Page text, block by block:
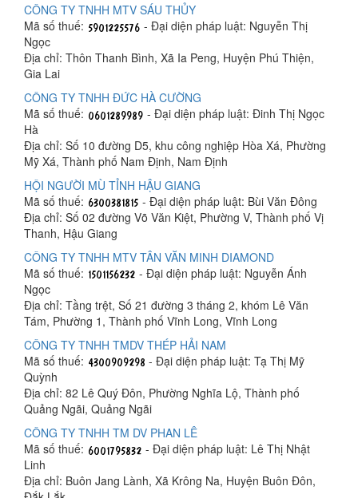
CÔNG TY TNHH MTV SÁU THỦY
Mã số thuế:
- Đại diện pháp luật: Nguyễn Thị
Ngọc
Địa chỉ: Thôn Thanh Bình, Xã Ia Peng, Huyện Phú Thiện,
Gia Lai
CÔNG TY TNHH ĐỨC HÀ CƯỜNG
Mã số thuế:
- Đại diện pháp luật: Đinh Thị Ngọc
Hà
Địa chỉ: Số 10 đường D5, khu công nghiệp Hòa Xá, Phường
Mỹ Xá, Thành phố Nam Định, Nam Định
HỘI NGƯỜI MÙ TỈNH HẬU GIANG
Mã số thuế:
- Đại diện pháp luật: Bùi Văn Đông
Địa chỉ: Số 02 đường Võ Văn Kiệt, Phường V, Thành phố Vị
Thanh, Hậu Giang
CÔNG TY TNHH MTV TÂN VĂN MINH DIAMOND
Mã số thuế:
- Đại diện pháp luật: Nguyễn Ánh
Ngọc
Địa chỉ: Tầng trệt, Số 21 đường 3 tháng 2, khóm Lê Văn
Tám, Phường 1, Thành phố Vĩnh Long, Vĩnh Long
CÔNG TY TNHH TMDV THÉP HẢI NAM
Mã số thuế:
- Đại diện pháp luật: Tạ Thị Mỹ
Quỳnh
Địa chỉ: 82 Lê Quý Đôn, Phường Nghĩa Lộ, Thành phố
Quảng Ngãi, Quảng Ngãi
CÔNG TY TNHH TM DV PHAN LÊ
Mã số thuế:
- Đại diện pháp luật: Lê Thị Nhật
Linh
Địa chỉ: Buôn Jang Lành, Xã Krông Na, Huyện Buôn Đôn,